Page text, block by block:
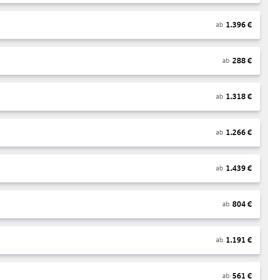
ab 1.396€
ab 288€
ab 1.318€
ab 1.266€
ab 1.439€
ab 804€
ab 1.191 €
ab 561 €